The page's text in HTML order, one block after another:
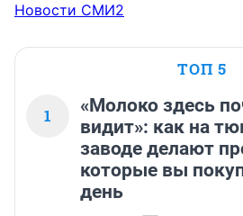
Новости СМИ2
ТОП 5
1
«Молоко здесь
видит»: как на
заводе делают
которые вы
день